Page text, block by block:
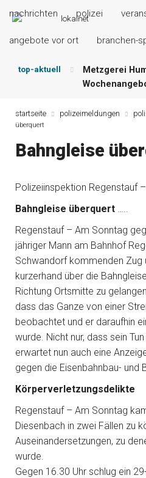
nachrichten polizei
angebote vor ort branchen-
top-aktuell
Metzgerei
Der „deutsche
leserbriefe
Angebot …
Nutzen Sie
startseite polizeimeldungen
überquert
Bahngleise
Polizeiinspektion Regenstauf
Bahngleise überquert …..
Regenstauf – Am Sonntag
jähriger Mann am Bahnhof
Schwandorf kommenden Zug
kurzerhand über die
Richtung Ortsmitte zu
dass das Ganze von einer
beobachtet und er daraufhin
wurde. Nicht nur, dass sein
erwartet nun auch eine
gegen die Eisenbahnbau- und
Körperverletzungsdelikte
Regenstauf – Am Sonntag
Diesenbach in zwei Fällen zu
Auseinandersetzungen, zu
wurde.
Gegen 16.30 Uhr schlug ein